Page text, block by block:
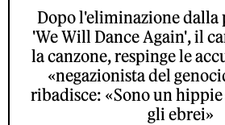
Dopo l'eliminazione dalla
'We Will Dance Again', il
la canzone, respinge le
«negazionista del
ribadisce: «Sono un
gli ebrei»